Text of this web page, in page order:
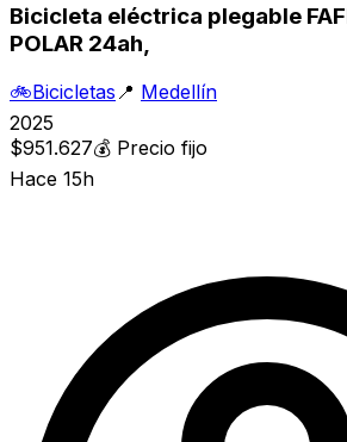
Bicicleta eléctrica plegable
POLAR 24ah,
🚲Bicicletas 📍 Medellín
2025
$951.627💰 Precio fijo
Hace 15h